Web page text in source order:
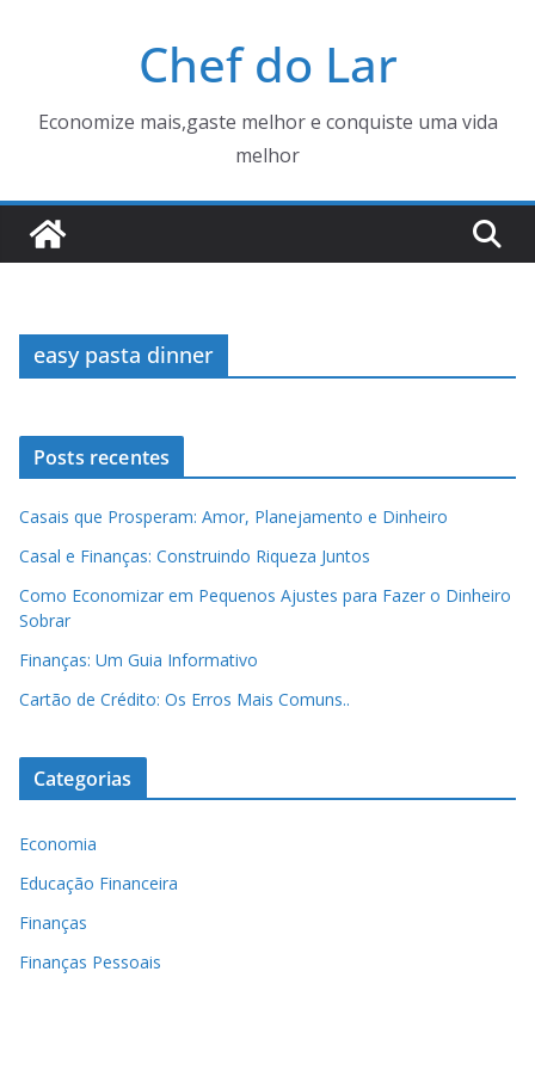
conteúdo
Chef do Lar
Economize mais,gaste melhor e conquiste uma vida
melhor
easy pasta dinner
Posts recentes
Casais que Prosperam: Amor, Planejamento e Dinheiro
Casal e Finanças: Construindo Riqueza Juntos
Como Economizar em Pequenos Ajustes para Fazer o Dinheiro
Sobrar
Finanças: Um Guia Informativo
Cartão de Crédito: Os Erros Mais Comuns..
Categorias
Economia
Educação Financeira
Finanças
Finanças Pessoais